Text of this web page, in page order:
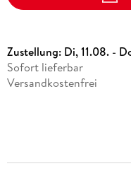
Zustellung: Di, 11.08. -
Sofort lieferbar
Versandkostenfrei